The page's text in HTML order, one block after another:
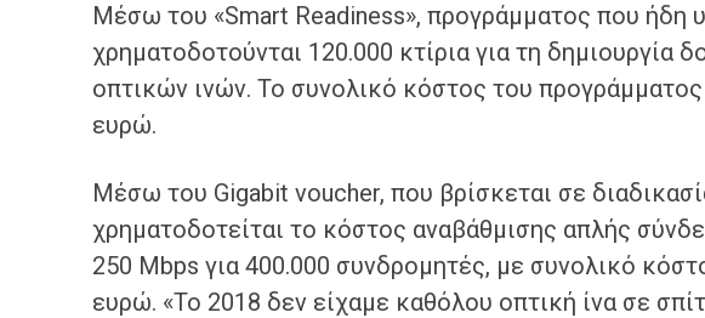
Μέσω του «Smart Readiness», προγράμματος που ήδη
χρηματοδοτούνται 120.000 κτίρια για τη δημιουργία
οπτικών ινών. Το συνολικό κόστος του
ευρώ.
Μέσω του Gigabit voucher, που βρίσκεται σε
χρηματοδοτείται το κόστος αναβάθμισης απλής
250 Mbps για 400.000 συνδρομητές, με συνολικό
ευρώ. «Το 2018 δεν είχαμε καθόλου οπτική ίνα σε